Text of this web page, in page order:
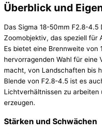
Überblick und
Das Sigma 18-50mm F2.8-4.5
Zoomobjektiv, das speziell für
Es bietet eine Brennweite von
hervorragenden Wahl für eine
macht, von Landschaften bis
Blende von F2.8-4.5 ist es
Lichtverhältnissen zu
erzeugen.
Stärken und Schwächen